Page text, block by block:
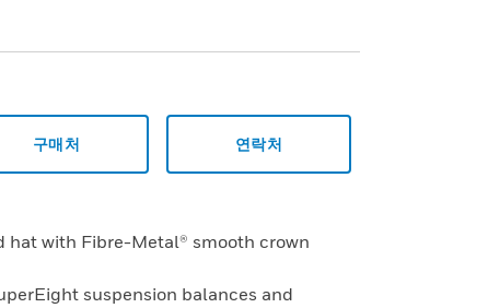
구매처 연락처
hat with Fibre-Metal® smooth crown
suspension balances and